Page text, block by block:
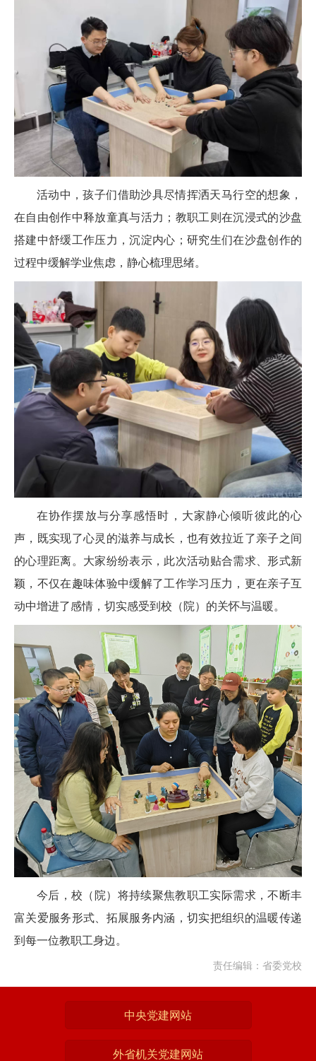
活动中，孩子们借助沙具尽情挥洒天马行空的想象，
在自由创作中释放童真与活力；教职工则在沉浸式的沙盘
搭建中舒缓工作压力，沉淀内心；研究生们在沙盘创作的
过程中缓解学业焦虑，静心梳理思绪。
在协作摆放与分享感悟时，大家静心倾听彼此的心
声，既实现了心灵的滋养与成长，也有效拉近了亲子之间
的心理距离。大家纷纷表示，此次活动贴合需求、形式新
颖，不仅在趣味体验中缓解了工作学习压力，更在亲子互
动中增进了感情，切实感受到校（院）的关怀与温暖。
今后，校（院）将持续聚焦教职工实际需求，不断丰
富关爱服务形式、拓展服务内涵，切实把组织的温暖传递
到每一位教职工身边。
责任编辑：省委党校
中央党建网站
外省机关党建网站